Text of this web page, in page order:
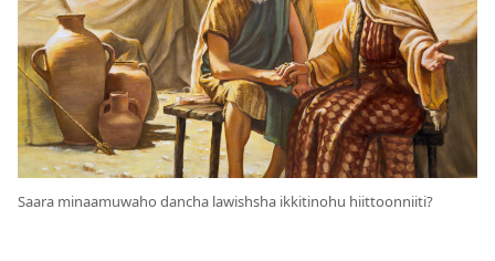
Saara minaamuwaho dancha lawishsha ikkitinohu hiittoonniiti?